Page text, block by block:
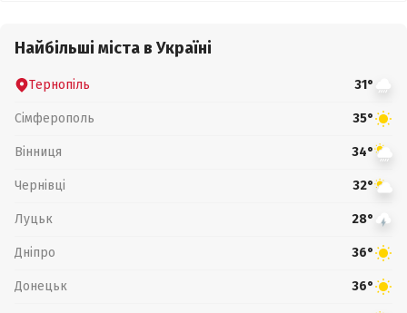
Найбільші міста в Україні
Тернопіль 31°
Сімферополь 35°
Вінниця 34°
Чернівці 32°
Луцьк 28°
Дніпро 36°
Донецьк 36°